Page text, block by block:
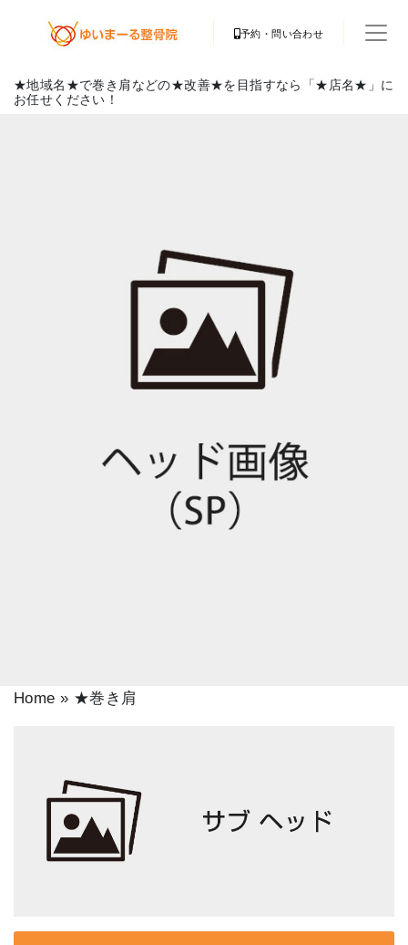
予約・問い合わせ
★地域名★で巻き肩などの★改善★を目指すなら「★店名★」に
お任せください！
Home » ★巻き肩